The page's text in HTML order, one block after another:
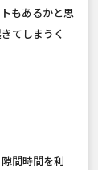
もあるかと思
てしまうく
間時間を利